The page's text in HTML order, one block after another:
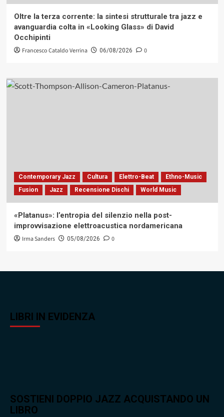
Oltre la terza corrente: la sintesi strutturale tra jazz e
avanguardia colta in «Looking Glass» di David
Occhipinti
Francesco Cataldo Verrina 06/08/2026 0
Contemporary Jazz Cultura Elettro-Beat
Ethno-Music
Fusion
Jazz Recensione Dischi World Music
«Platanus»: l’entropia del silenzio nella post-
improvvisazione elettroacustica nordamericana
Irma Sanders 05/08/2026 0
LIBRI IN EVIDENZA
SOSTIENI DOPPIO JAZZ ACQUISTANDO UN
LIBRO